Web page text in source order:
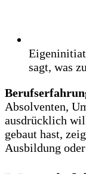
sagt, was
Absolventen,
ausdrücklich
gebaut hast,
Ausbildung